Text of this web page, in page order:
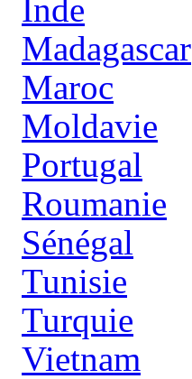
Inde
Madagascar
Maroc
Moldavie
Portugal
Roumanie
Sénégal
Tunisie
Turquie
Vietnam